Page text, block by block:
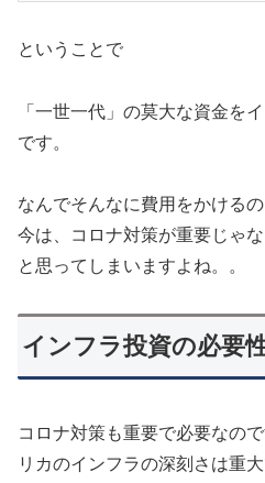
ということで
「一世一代」の莫大な資金を
です。
なんでそんなに費用をかけるの
今は、コロナ対策が重要じゃな
と思ってしまいますよね。。
インフラ投資の必要
コロナ対策も重要で必要なの
リカのインフラの深刻さは重大